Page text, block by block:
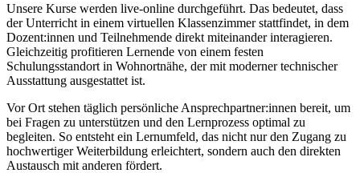
Unsere Kurse werden live-online durchgeführt. Das bedeutet, dass
der Unterricht in einem virtuellen Klassenzimmer stattfindet, in dem
Dozent:innen und Teilnehmende direkt miteinander interagieren.
Gleichzeitig profitieren Lernende von einem festen
Schulungsstandort in Wohnortnähe, der mit moderner technischer
Ausstattung ausgestattet ist.
Vor Ort stehen täglich persönliche Ansprechpartner:innen bereit, um
bei Fragen zu unterstützen und den Lernprozess optimal zu
begleiten. So entsteht ein Lernumfeld, das nicht nur den Zugang zu
hochwertiger Weiterbildung erleichtert, sondern auch den direkten
Austausch mit anderen fördert.